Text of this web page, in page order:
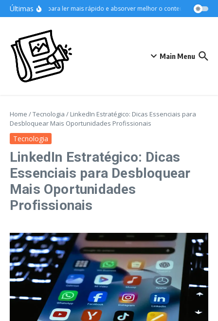
Ir para o conteúdo
Últimas
Técnicas para ler mais rápido e absorver melhor o conteúdo Como
Main Menu
Home /Tecnologia / LinkedIn Estratégico: Dicas Essenciais para
Desbloquear Mais Oportunidades Profissionais
Tecnologia
LinkedIn Estratégico: Dicas
Essenciais para Desbloquear
Mais Oportunidades
Profissionais